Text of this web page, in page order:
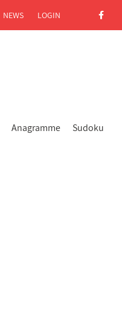
Anagramme Sudoku
NEWS LOGIN